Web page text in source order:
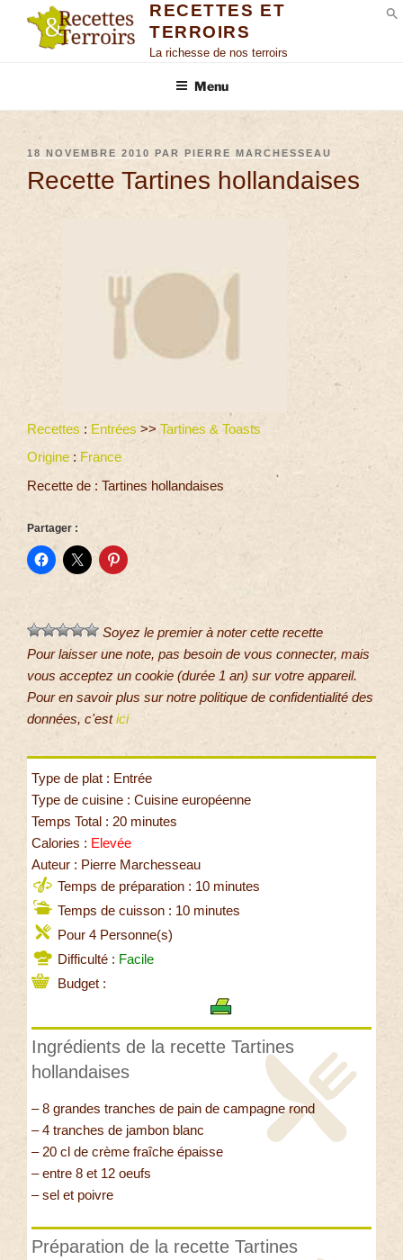
RECETTES ET
TERROIRS
La richesse de nos terroirs
Menu
18 NOVEMBRE 2010 PAR PIERRE MARCHESSEAU
Recette Tartines hollandaises
Recettes : Entrées >> Tartines & Toasts
Origine : France
Recette de : Tartines hollandaises
Partager :
Soyez le premier à noter cette recette
Pour laisser une note, pas besoin de vous connecter, mais
vous acceptez un cookie (durée 1 an) sur votre appareil.
Pour en savoir plus sur notre politique de confidentialité des
données, c'estici
Type de plat : Entrée
Type de cuisine : Cuisine européenne
Temps Total : 20 minutes
Calories : Elevée
Auteur : Pierre Marchesseau
Temps de préparation : 10 minutes
Temps de cuisson : 10 minutes
Pour 4 Personne(s)
Difficulté : Facile
Budget :
Ingrédients de la recette Tartines
hollandaises
– 8 grandes tranches de pain de campagne rond
– 4 tranches de jambon blanc
– 20 cl de crème fraîche épaisse
– entre 8 et 12 oeufs
– sel et poivre
Préparation de la recette Tartines